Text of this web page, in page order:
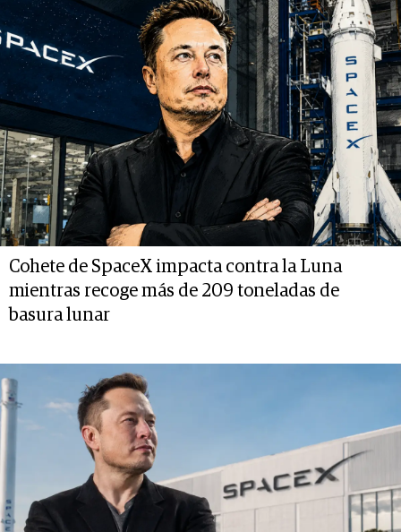
Cohete de SpaceX impacta contra la Luna
mientras recoge más de 209 toneladas de
basura lunar